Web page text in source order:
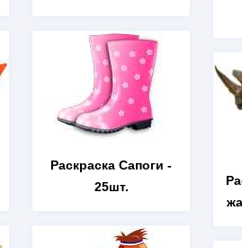
Раскраска Сапоги -
25шт.